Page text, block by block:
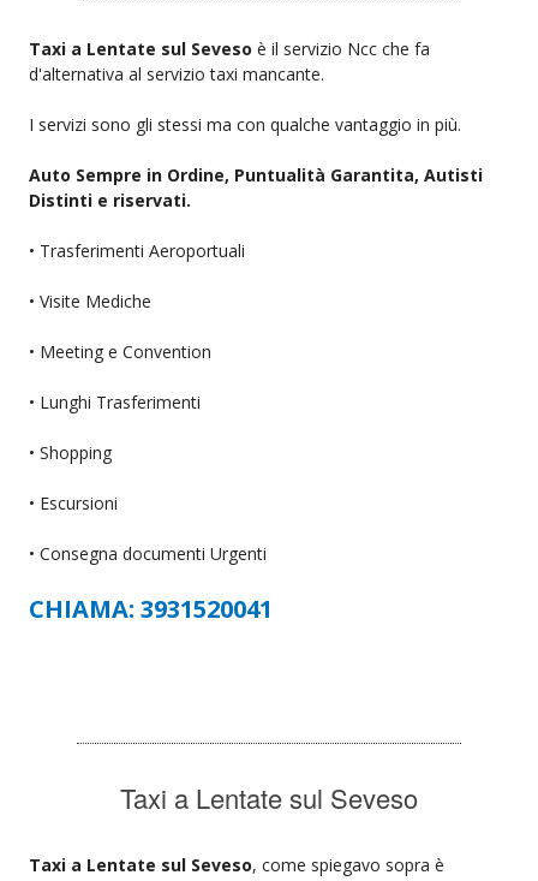
Taxi a Lentate sul Seveso è il servizio Ncc che fa
d'alternativa al servizio taxi mancante.
I servizi sono gli stessi ma con qualche vantaggio in più.
Auto Sempre in Ordine, Puntualità Garantita, Autisti
Distinti e riservati.
• Trasferimenti Aeroportuali
• Visite Mediche
• Meeting e Convention
• Lunghi Trasferimenti
• Shopping
• Escursioni
• Consegna documenti Urgenti
CHIAMA: 3931520041
Taxi a Lentate sul Seveso
Taxi a Lentate sul Seveso, come spiegavo sopra è